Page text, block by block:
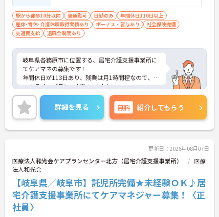
駅から徒歩10分以内 車通勤可 日勤のみ
年間休日110日以上
産休･育休･介護休暇取得実績あり
ボーナス・賞与あり
社会保険完備
交通費支給
退職金制度あり
岐阜県各務原市に位置する、居宅介護支援事業所に
てケアマネの募集です！
年間休日が113日あり、残業は月1時間程なので、ワ
ークライフバランスが叶います☆
また、駅から徒歩5分の好立地で、マイカー通勤も
可能なので、通勤らくらくです◎
ご興味のある方には、面接対策ポイントなど、さら
に詳細をお話しいたしますのでお気軽にご相談くだ
さい！
詳細を見る 無料 紹介してもらう
更新日：2026年08月07日
医療法人和光会ケアプランセンター北方（居宅介護支援事業所）
医療
法人和光会
【岐阜県／岐阜市】託児所完備★未経験ＯＫ♪居
宅介護支援事業所にてケアマネジャー募集！〈正
社員〉